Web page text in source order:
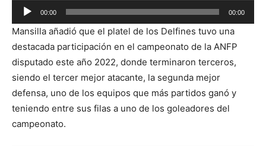
Reproductor
de
audio
00:00 00:00
Mansilla añadió que el platel de los Delfines tuvo una
destacada participación en el campeonato de la ANFP
disputado este año 2022, donde terminaron terceros,
siendo el tercer mejor atacante, la segunda mejor
defensa, uno de los equipos que más partidos ganó y
teniendo entre sus filas a uno de los goleadores del
campeonato.